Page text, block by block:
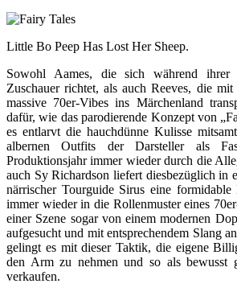
Little Bo Peep Has Lost Her Sheep.
Sowohl Aames, die sich während
Zuschauer richtet, als auch Reeves, die
massive 70er-Vibes ins Märchenland
dafür, wie das parodierende Konzept von
es entlarvt die hauchdünne Kulisse
albernen Outfits der Darsteller als
Produktionsjahr immer wieder durch die
auch Sy Richardson liefert diesbezüglich in
närrischer Tourguide Sirus eine
immer wieder in die Rollenmuster eines
einer Szene sogar von einem modernen
aufgesucht und mit entsprechendem Slang
gelingt es mit dieser Taktik, die eigene
den Arm zu nehmen und so als bewusst
verkaufen.